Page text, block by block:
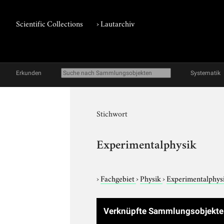
Scientific Collections ›Lautarchiv
Erkunden Systematik
Stichwort
Experimentalphysik
›Fachgebiet›Physik›
Verknüpfte Sammlungsobjekte